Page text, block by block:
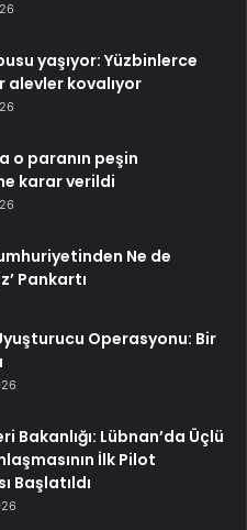
yaşıyor: Yüzbinlerce
alevler kovalıyor
o paranın peşin
karar verildi
Ne de
Pankartı
Operasyonu: Bir
Bakanlığı: Lübnan’da Üçlü
İlk Pilot
Başlatıldı